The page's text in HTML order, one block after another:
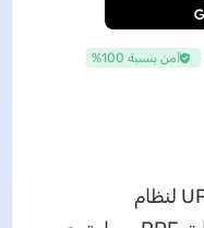
آمن بنسبة 100%
- تحرير PDF الشامل: يوفر UPDF لنظام